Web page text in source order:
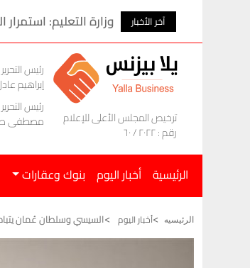
آخر الأخبار وزارة التعليم:
ترخيص المجلس الأعلى للإعلام
رقم : ٢٠٢٢ / ٦٠
رئيس التحرير
إبراهيم
رئيس
مصطفى
الرئيسية أخبار اليوم بنوك وعقارات
الرئيسيه أخبار اليوم السيسي وسلطان عُمان